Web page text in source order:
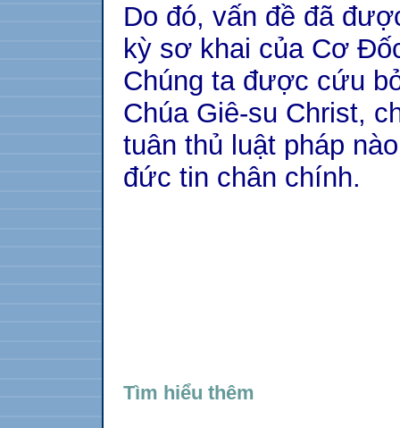
Do đó, vấn đề đã
kỳ sơ khai của Cơ
Chúng ta được cứu
Chúa Giê-su Christ,
tuân thủ luật pháp
đức tin chân chính.
Tìm hiểu thêm